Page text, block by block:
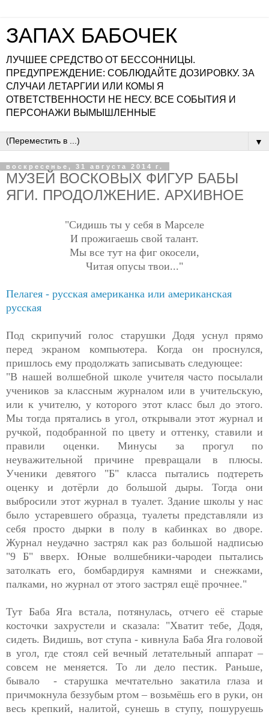
ЗАПАХ БАБОЧЕК
ЛУЧШЕЕ СРЕДСТВО ОТ БЕССОННИЦЫ.
ПРЕДУПРЕЖДЕНИЕ: СОБЛЮДАЙТЕ ДОЗИРОВКУ. ЗА
СЛУЧАИ ЛЕТАРГИИ ИЛИ КОМЫ Я
ОТВЕТСТВЕННОСТИ НЕ НЕСУ. ВСЕ СОБЫТИЯ И
ПЕРСОНАЖИ ВЫМЫШЛЕННЫЕ
▼
воскресенье, 31 августа 2014 г.
МУЗЕЙ ВОСКОВЫХ ФИГУР БАБЫ
ЯГИ. ПРОДОЛЖЕНИЕ. АРХИВНОЕ
"Сидишь ты у себя в Марселе
И прожигаешь свой талант.
Мы все тут на фиг окосели,
Читая опусы твои..."
Пелагея - русская американка или американская
русская
Под скрипучий голос старушки Додя уснул прямо
перед экраном компьютера. Когда он проснулся,
пришлось ему продолжать записывать следующее:
"В нашей волшебной школе учителя часто посылали
учеников за классным журналом или в учительскую,
или к учителю, у которого этот класс был до этого.
Мы тогда прятались в угол, открывали этот журнал и
ручкой, подобранной по цвету и оттенку, ставили и
правили оценки. Минусы за прогул по
неуважительной причине превращали в плюсы.
Ученики девятого "Б" класса пытались подтереть
оценку и дотёрли до большой дыры. Тогда они
выбросили этот журнал в туалет. Здание школы у нас
было устаревшего образца, туалеты представляли из
себя просто дырки в полу в кабинках во дворе.
Журнал неудачно застрял как раз большой надписью
"9 Б" вверх. Юные волшебники-чародеи пытались
затолкать его, бомбардируя камнями и снежками,
палками, но журнал от этого застрял ещё прочнее."
Тут Баба Яга встала, потянулась, отчего её старые
косточки захрустели и сказала: "Хватит тебе, Додя,
сидеть. Видишь, вот ступа - кивнула Баба Яга головой
в угол, где стоял сей вечный летательный аппарат –
совсем не меняется. То ли дело пестик. Раньше,
бывало - старушка мечтательно закатила глаза и
причмокнула беззубым ртом – возьмёшь его в руки, он
весь крепкий, налитой, сунешь в ступу, пошуруешь